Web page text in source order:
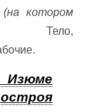
(на котором
Тело,